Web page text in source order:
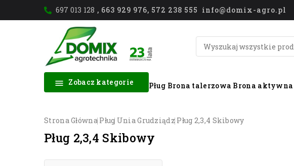
697 013 128 , 663 929 976, 572 238 555 info@domix-agro.pl
 Zobacz kategorie Pług Brona talerzowa Brona aktywna
Strona Główna Pług Unia Grudziądz Pług 2,3,4 Skibowy
Pług 2,3,4 Skibowy